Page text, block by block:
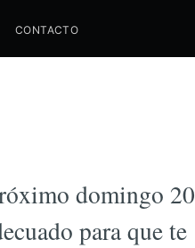
CONTACTO
domingo 20
para que te